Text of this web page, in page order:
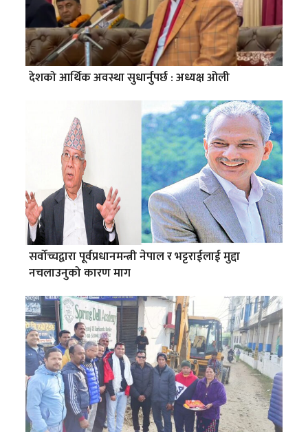
देशको आर्थिक अवस्था सुधार्नुपर्छ : अध्यक्ष ओली
सर्वोच्चद्वारा पूर्वप्रधानमन्त्री नेपाल र भट्टराईलाई मुद्दा
नचलाउनुको कारण माग